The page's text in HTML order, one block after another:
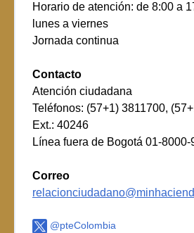
Horario de atención: de 8:00 a
lunes a viernes
Jornada continua
Contacto
Atención ciudadana
Teléfonos: (57+1) 3811700,
Ext.: 40246
Línea fuera de Bogotá 01-8000-
Correo
@pteColombia